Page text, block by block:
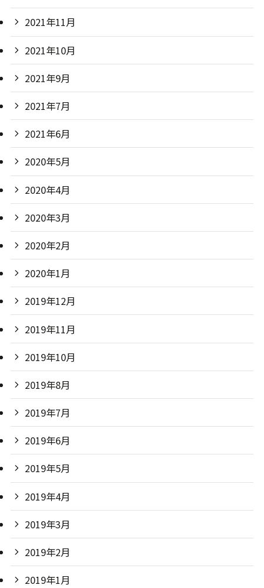
2021年11月
2021年10月
2021年9月
2021年7月
2021年6月
2020年5月
2020年4月
2020年3月
2020年2月
2020年1月
2019年12月
2019年11月
2019年10月
2019年8月
2019年7月
2019年6月
2019年5月
2019年4月
2019年3月
2019年2月
2019年1月